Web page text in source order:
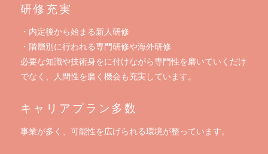
研修充実
・内定後から始まる新人研修
・階層別に行われる専門研修や海外研修
必要な知識や技術身をに付けながら専門性を磨いていくだけ
でなく、人間性を磨く機会も充実しています。
キャリアプラン多数
事業が多く、可能性を広げられる環境が整っています。